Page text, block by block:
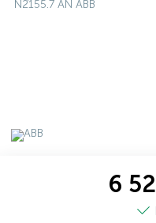
6